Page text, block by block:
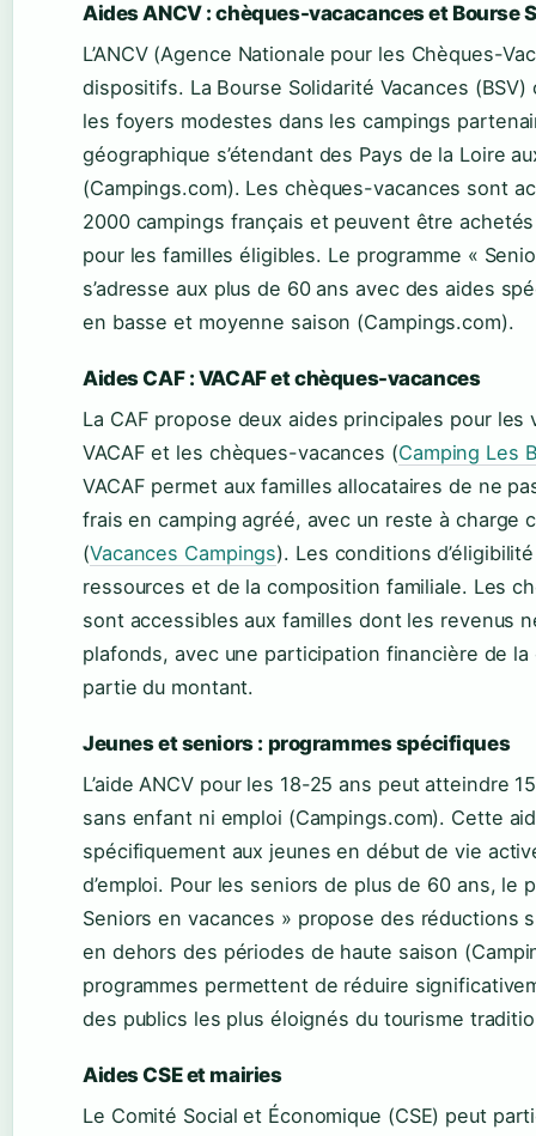
Aides ANCV : chèques-vacacances et Bourse
L’ANCV (Agence Nationale pour les Chèques-
dispositifs. La Bourse Solidarité Vacances
les foyers modestes dans les campings
géographique s’étendant des Pays de la Loire
(Campings.com). Les chèques-vacances sont
2000 campings français et peuvent être
pour les familles éligibles. Le programme «
s’adresse aux plus de 60 ans avec des aides
en basse et moyenne saison (Campings.com).
Aides CAF : VACAF et chèques-vacances
La CAF propose deux aides principales pour les
VACAF et les chèques-vacances (Camping Les
VACAF permet aux familles allocataires de ne
frais en camping agréé, avec un reste à charge
(Vacances Campings). Les conditions
ressources et de la composition familiale. Les
sont accessibles aux familles dont les revenus
plafonds, avec une participation financière de
partie du montant.
Jeunes et seniors : programmes spécifiques
L’aide ANCV pour les 18-25 ans peut atteindre
sans enfant ni emploi (Campings.com). Cette
spécifiquement aux jeunes en début de vie
d’emploi. Pour les seniors de plus de 60 ans, le
Seniors en vacances » propose des réductions
en dehors des périodes de haute saison
programmes permettent de réduire
des publics les plus éloignés du tourisme
Aides CSE et mairies
Le Comité Social et Économique (CSE) peut